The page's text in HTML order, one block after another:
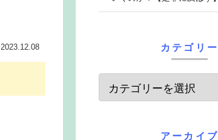
2023.12.08 カテゴリー
アーカイブ